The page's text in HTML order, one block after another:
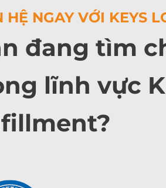
HỆ NGAY VỚI KEYS
đang tìm
lĩnh vực